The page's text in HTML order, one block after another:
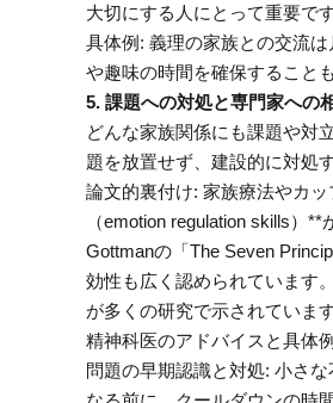
大切にする人にとって重要です
具体例: 義理の家族との交流
や趣味の時間を確保すること
5. 課題への対処と専門家への
どんな家族関係にも課題や対
題を放置せず、建設的に対処
論文的裏付け: 家族療法やカ
（emotion regulation skills）
Gottmanの「The Seven
効性も広く認められています
が多くの研究で示されています
精神科医のアドバイスと具体
問題の早期認識と対処: 小さ